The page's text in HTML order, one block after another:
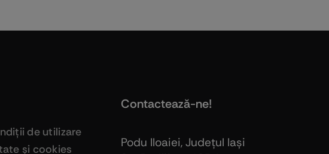
de utilizare
şi cookies
Contactează-ne!
Podu Iloaiei, Judeţul Iaşi